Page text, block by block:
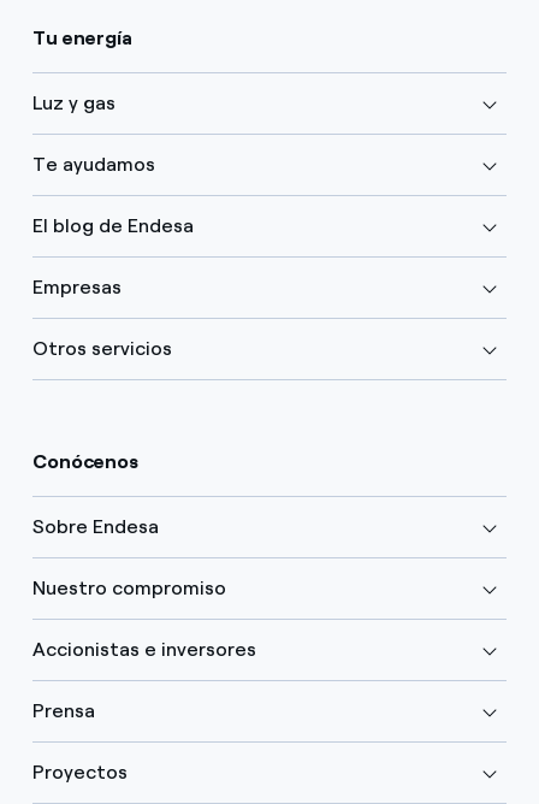
Tu energía
Luz y gas
Te ayudamos
El blog de Endesa
Empresas
Otros servicios
Conócenos
Sobre Endesa
Nuestro compromiso
Accionistas e inversores
Prensa
Proyectos